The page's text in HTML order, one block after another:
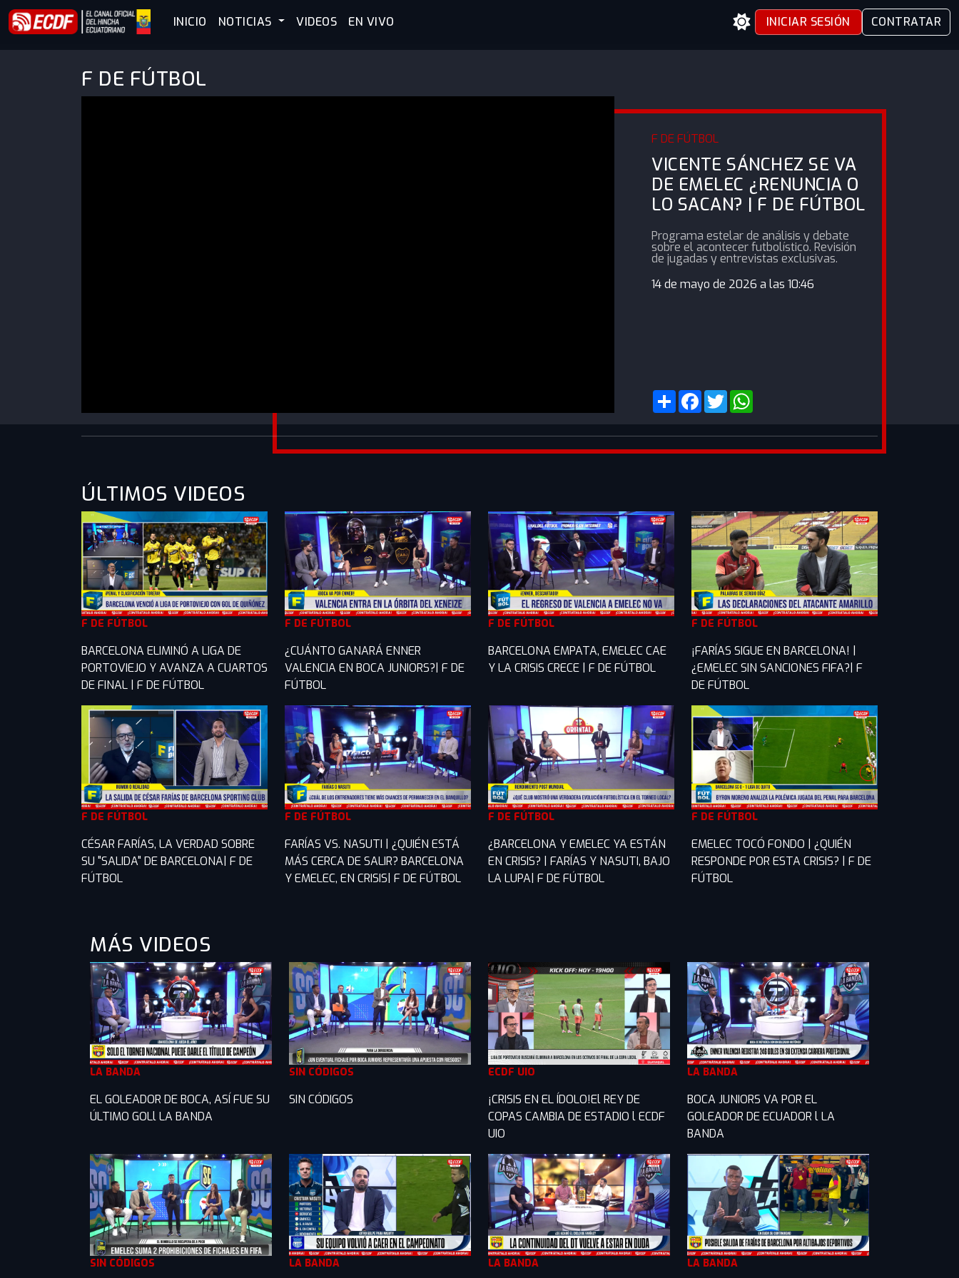
INICIO NOTICIAS VIDEOS EN VIVO INICIAR SESIÓN CONTRATAR
F DE FÚTBOL
F DE FÚTBOL
VICENTE SÁNCHEZ SE VA
DE EMELEC ¿RENUNCIA O
LO SACAN? | F DE FÚTBOL
Programa estelar de análisis y debate
sobre el acontecer futbolístico. Revisión
de jugadas y entrevistas exclusivas.
14 de mayo de 2026 a las 10:46
ÚLTIMOS VIDEOS
F DE FÚTBOL
BARCELONA ELIMINÓ A LIGA DE
PORTOVIEJO Y AVANZA A CUARTOS
DE FINAL | F DE FÚTBOL
F DE FÚTBOL
¿CUÁNTO GANARÁ ENNER
VALENCIA EN BOCA JUNIORS?| F DE
FÚTBOL
F DE FÚTBOL
BARCELONA EMPATA, EMELEC CAE
Y LA CRISIS CRECE | F DE FÚTBOL
F DE FÚTBOL
¡FARÍAS SIGUE EN BARCELONA! |
¿EMELEC SIN SANCIONES FIFA?| F
DE FÚTBOL
F DE FÚTBOL
CÉSAR FARÍAS, LA VERDAD SOBRE
SU "SALIDA" DE BARCELONA| F DE
FÚTBOL
F DE FÚTBOL
FARÍAS VS. NASUTI | ¿QUIÉN ESTÁ
MÁS CERCA DE SALIR? BARCELONA
Y EMELEC, EN CRISIS| F DE FÚTBOL
F DE FÚTBOL
¿BARCELONA Y EMELEC YA ESTÁN
EN CRISIS? | FARÍAS Y NASUTI, BAJO
LA LUPA| F DE FÚTBOL
F DE FÚTBOL
EMELEC TOCÓ FONDO | ¿QUIÉN
RESPONDE POR ESTA CRISIS? | F DE
FÚTBOL
MÁS VIDEOS
LA BANDA
EL GOLEADOR DE BOCA, ASÍ FUE SU
ÚLTIMO GOLl LA BANDA
SIN CÓDIGOS
SIN CÓDIGOS
ECDF UIO
¡CRISIS EN EL ÍDOLO!El REY DE
COPAS CAMBIA DE ESTADIO l ECDF
UIO
LA BANDA
BOCA JUNIORS VA POR EL
GOLEADOR DE ECUADOR l LA
BANDA
SIN CÓDIGOS LA BANDA LA BANDA LA BANDA